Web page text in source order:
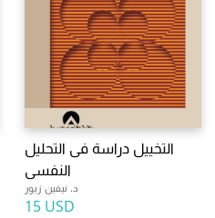
التخييل دراسة فى التحليل
النفسى
د. نيفين زيور
15 USD